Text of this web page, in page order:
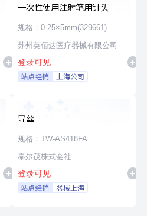
一次性使用注射笔用针头
规格：0.25×5mm(329661)
苏州英佰达医疗器械有限公司
登录可见
站点经销 上海公司
导丝
规格：TW-AS418FA
泰尔茂株式会社
登录可见
站点经销 器械上海